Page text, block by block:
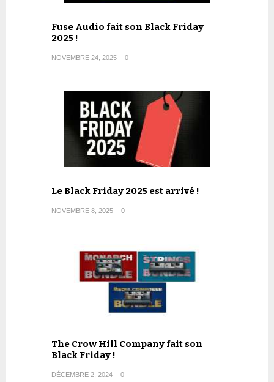
Fuse Audio fait son Black Friday
2025 !
NOVEMBRE 24, 2025 0
Le Black Friday 2025 est arrivé !
NOVEMBRE 8, 2025 0
The Crow Hill Company fait son
Black Friday !
DÉCEMBRE 2, 2024 0